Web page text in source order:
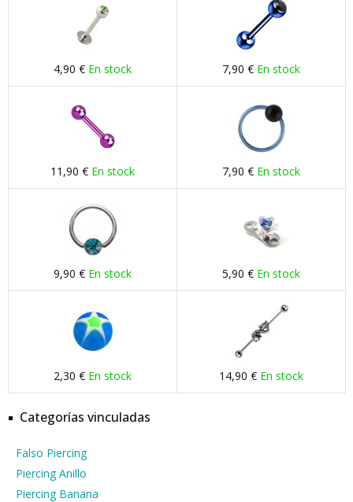
4,90 € En stock 7,90 € En stock
11,90 € En stock 7,90 € En stock
9,90 € En stock 5,90 € En stock
2,30 € En stock 14,90 € En stock
Categorías vinculadas
Falso Piercing
Piercing Anillo
Piercing Banana